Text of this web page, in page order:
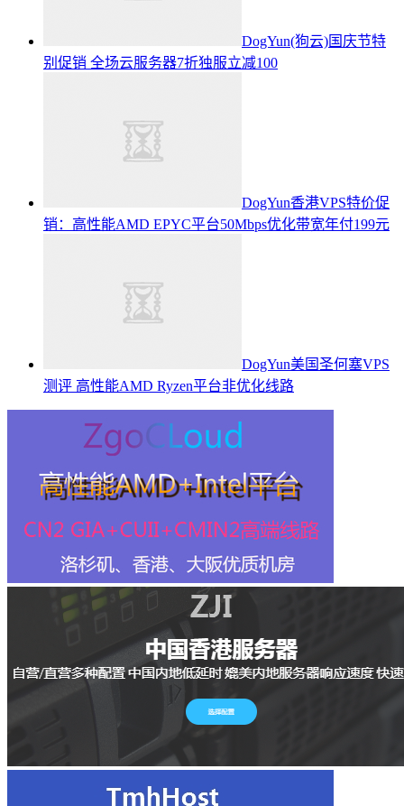
DogYun(狗云)国庆节特
别促销 全场云服务器7折独服立减100
DogYun香港VPS特价促
销：高性能AMD EPYC平台50Mbps优化带宽年付199元
DogYun美国圣何塞VPS
测评 高性能AMD Ryzen平台非优化线路